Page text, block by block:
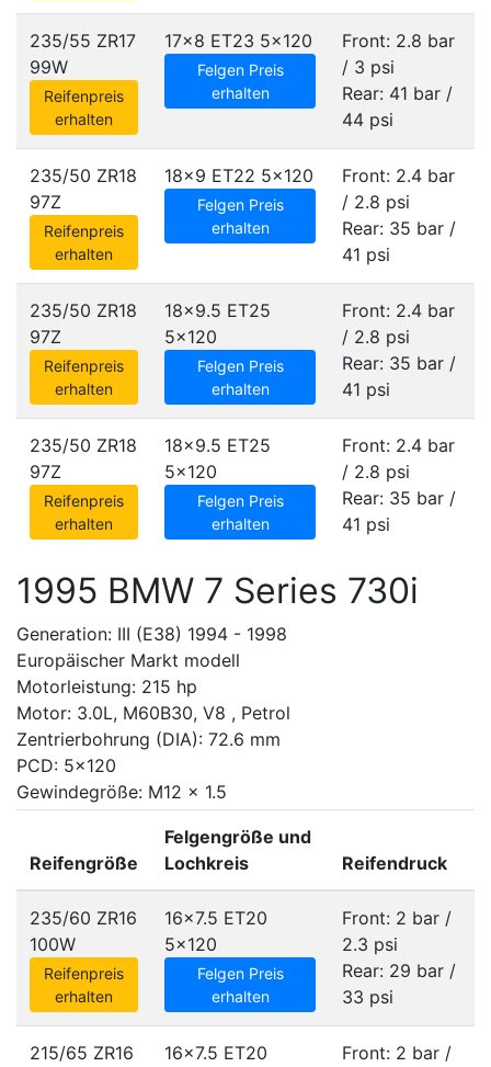
235/55 ZR17
99W
Reifenpreis
erhalten
17x8 ET23 5x120
Felgen Preis
erhalten
Front: 2.8 bar
/ 3 psi
Rear: 41 bar /
44 psi
235/50 ZR18
97Z
Reifenpreis
erhalten
18x9 ET22 5x120
Felgen Preis
erhalten
Front: 2.4 bar
/ 2.8 psi
Rear: 35 bar /
41 psi
235/50 ZR18
97Z
Reifenpreis
erhalten
18x9.5 ET25
5x120
Felgen Preis
erhalten
Front: 2.4 bar
/ 2.8 psi
Rear: 35 bar /
41 psi
235/50 ZR18
97Z
Reifenpreis
erhalten
18x9.5 ET25
5x120
Felgen Preis
erhalten
Front: 2.4 bar
/ 2.8 psi
Rear: 35 bar /
41 psi
1995 BMW 7 Series 730i
Generation: III (E38) 1994 - 1998
Europäischer Markt modell
Motorleistung: 215 hp
Motor: 3.0L, M60B30, V8 , Petrol
Zentrierbohrung (DIA): 72.6 mm
PCD: 5x120
Gewindegröße: M12 x 1.5
Reifengröße
Felgengröße und
Lochkreis
Reifendruck
235/60 ZR16
100W
Reifenpreis
erhalten
16x7.5 ET20
5x120
Felgen Preis
erhalten
Front: 2 bar /
2.3 psi
Rear: 29 bar /
33 psi
215/65 ZR16
16x7.5 ET20
Front: 2 bar /